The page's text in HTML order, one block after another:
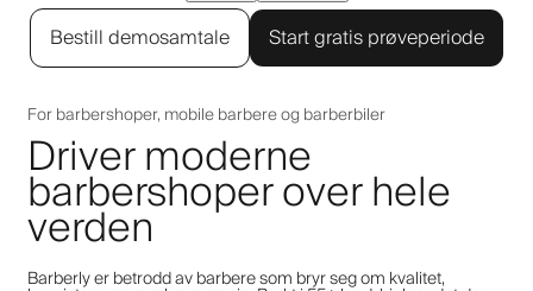
Bestill demosamtale Start gratis prøveperiode
For barbershoper, mobile barbere og barberbiler
Driver moderne
barbershoper over hele
verden
Barberly er betrodd av barbere som bryr seg om kvalitet,